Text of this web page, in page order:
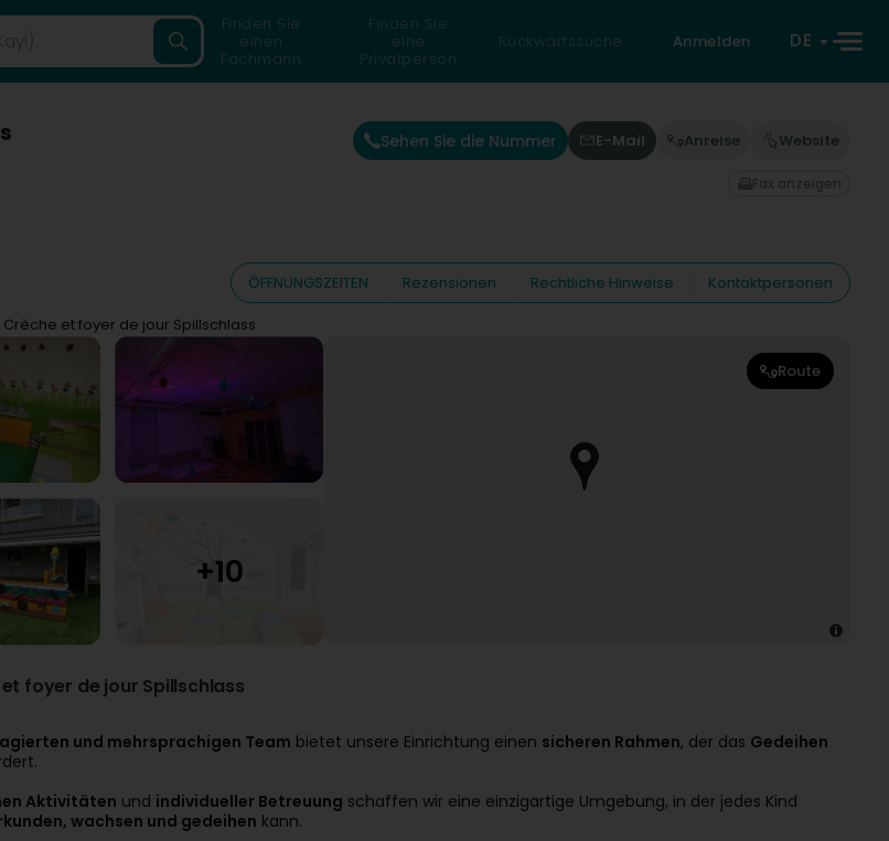
Finden Sie
einen
Fachmann
Finden Sie
eine
Privatperson
Rückwärtssuche Anmelden DE
Sehen Sie die Nummer E-Mail Anreise Website
Fax anzeigen
ÖFFNUNGSZEITEN Rezensionen Rechtliche Hinweise
Kontaktpersonen
Crèche et foyer de jour Spillschlass
Route
foyer de jour Spillschlass
und mehrsprachigen Team bietet unsere Einrichtung einen sicheren Rahmen, der das Gedeihen
Aktivitäten und individueller Betreuung schaffen wir eine einzigartige Umgebung, in der jedes Kind
wachsen und gedeihen kann.